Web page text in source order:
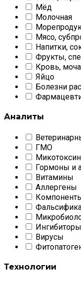
Мёд
Молочная
Мясо,
Напитки,
Фрукты,
Кровь, моча
Яйцо
Болезни
Аналиты
ГМО
Гормоны и
Витамины
Аллергены
Ингибиторы
Вирусы
Технологии